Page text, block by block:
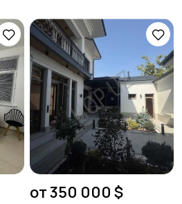
от 350 000 $